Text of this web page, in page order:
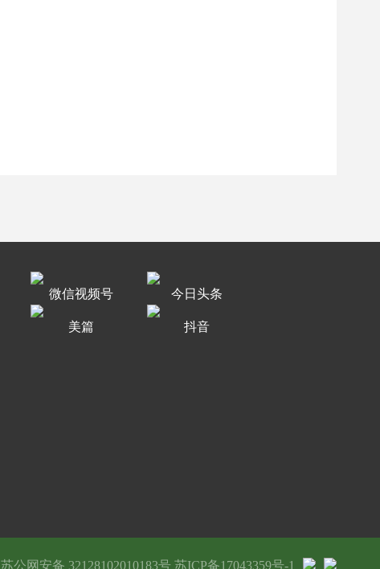
微信视频号 今日头条
美篇 抖音
苏公网安备 32128102010183号 苏ICP备17043359号-1